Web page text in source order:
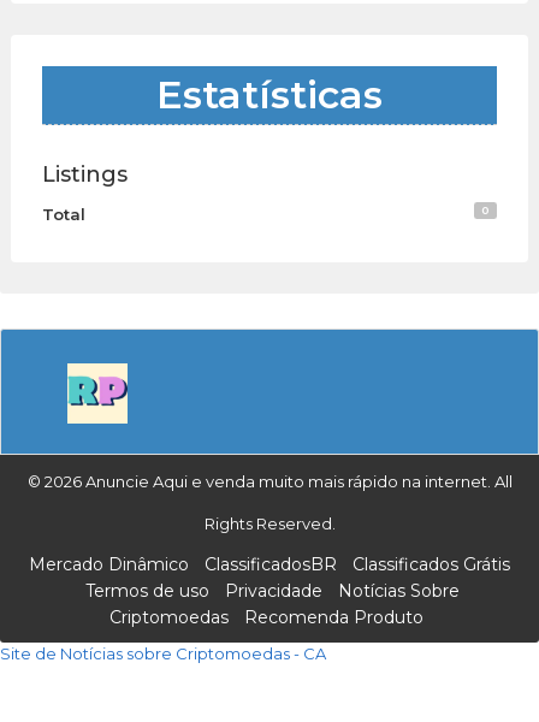
Estatísticas
Listings
Total 0
© 2026 Anuncie Aqui e venda muito mais rápido na internet. All
Rights Reserved.
Mercado Dinâmico ClassificadosBR
Classificados Grátis
Termos de uso
Privacidade
Notícias Sobre
Criptomoedas
Recomenda Produto
Site de Notícias sobre Criptomoedas - CA